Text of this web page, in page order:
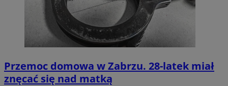
Przemoc domowa w Zabrzu. 28-latek miał
znęcać się nad matką